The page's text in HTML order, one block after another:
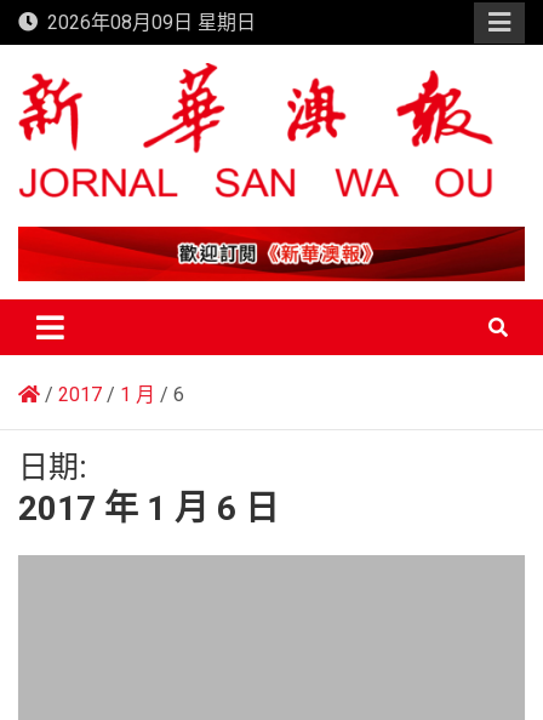
Skip
to
content
2026年08月09日 星期日
新華澳報
2017 1 月 6
日期:
2017 年 1 月 6 日